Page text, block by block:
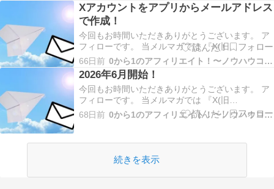
Xアカウントをアプリからメールアドレス
で作成！
今回もお時間いただきありがとうございます。 ア
フィローです。 当メルマガでは 『X(旧
Twitter)×VODブログを活用したアフィリエイト』
についてだったり やった事、起きた事、考えた事
などお伝えしていきます！ 今回は Xアカウントを
アプリからメールアドレスで作成！ につ…
66日前 0から1のアフィリエイト！〜ノウハウコレクター脱出〜
2026年6月開始！
今回もお時間いただきありがとうございます。 ア
フィローです。 当メルマガでは 『X(旧
Twitter)×VODブログを活用したアフィリエイト』
についてだったり やった事、起きた事、考えた事
始！ についてお伝えします。 土日も…
68日前 0から1のアフィリエイト！〜ノウハウコレクター脱出〜
続きを表示